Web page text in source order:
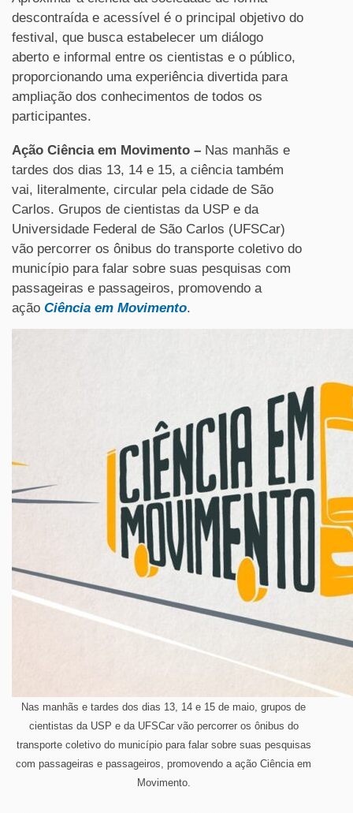
descontraída e acessível é o principal objetivo do
festival, que busca estabelecer um diálogo
aberto e informal entre os cientistas e o público,
proporcionando uma experiência divertida para
ampliação dos conhecimentos de todos os
participantes.
Ação Ciência em Movimento – Nas manhãs e
tardes dos dias 13, 14 e 15, a ciência também
vai, literalmente, circular pela cidade de São
Carlos. Grupos de cientistas da USP e da
Universidade Federal de São Carlos (UFSCar)
vão percorrer os ônibus do transporte coletivo do
município para falar sobre suas pesquisas com
passageiras e passageiros, promovendo a
ação Ciência em Movimento.
Nas manhãs e tardes dos dias 13, 14 e 15 de maio, grupos de
cientistas da USP e da UFSCar vão percorrer os ônibus do
transporte coletivo do município para falar sobre suas pesquisas
com passageiras e passageiros, promovendo a ação Ciência em
Movimento.